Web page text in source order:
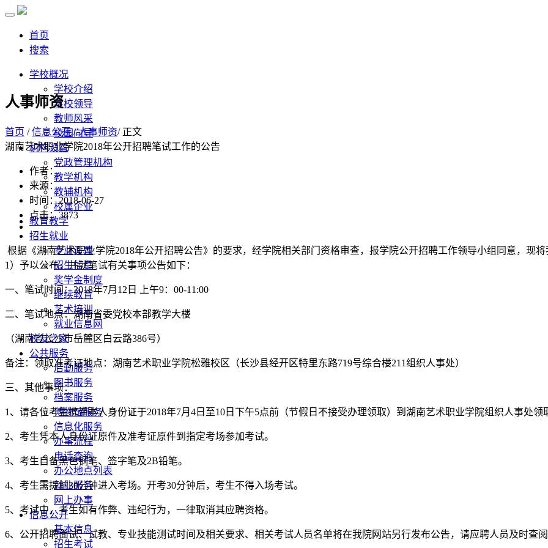
首页
搜索
学校概况
学校介绍
学校领导
教师风采
校园向导
机构设置
党政管理机构
教学机构
教辅机构
校属企业
教育教学
招生就业
专业设置
招生信息
奖学金制度
继续教育
艺术培训
就业信息网
校友之家
公共服务
后勤服务
图书服务
档案服务
博物馆服务
信息化服务
办事流程
电话查询
办公地点列表
就业服务
网上办事
信息公开
基本信息
招生考试
人事师资
首页 /信息公开/人事师资/ 正文
湖南艺术职业学院2018年公开招聘笔试工作的公告
作者：
来源：
时间：2018-06-27
点击： 3873
根据《湖南艺术职业学院2018年公开招聘公告》的要求，经学院相关部门资格审查，报学院公开招聘工作领导小组同意，现
1）予以公布，并就笔试有关事项公告如下：
一、笔试时间：2018年7月12日 上午9：00-11:00
二、笔试地点：湖南省委党校本部教学大楼
（湖南省长沙市岳麓区白云路386号）
备注：领取准考证地点：湖南艺术职业学院松雅校区（长沙县经开区特里东路719号综合楼211组织人事处）
三、其他事项：
1、请各位考生携带本人身份证于2018年7月4日至10日下午5点前（节假日不接受办理领取）到湖南艺术职业学院组织人事处领
2、考生凭本人身份证原件及准考证原件到指定考场参加考试。
3、考生自备黑色钢笔、签字笔及2B铅笔。
4、考生需提前30分钟进入考场。开考30分钟后，考生不得入场考试。
5、考试中，考生如有作弊、违纪行为，一律取消其应聘资格。
6、公开招聘面试、试教、专业技能测试时间及相关要求、相关考试人员名单将在我院网站另行发布公告，请应聘人员及时查阅